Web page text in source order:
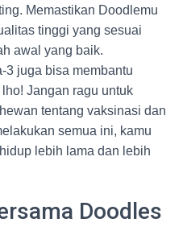
Memastikan Doodlemu
tinggi yang sesuai
awal yang baik.
3 juga bisa membantu
Jangan ragu untuk
tentang vaksinasi dan
semua ini, kamu
lebih lama dan lebih
Doodles